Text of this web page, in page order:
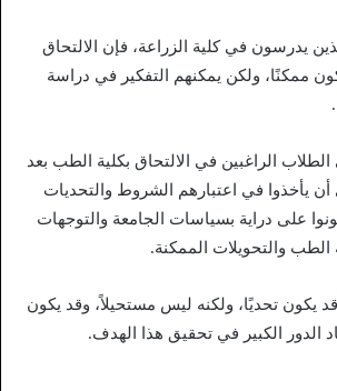
يدرسون في كلية الزراعة، فإن الالتحاق
ممكنًا، ولكن يمكنهم التفكير في دراسة
الراغبين في الالتحاق بكلية الطب بعد
يأخذوا في اعتبارهم الشروط والتحديات
على دراية بسياسات الجامعة والتوجهات
الطب والتحويلات الممكنة.
يكون تحديًا، ولكنه ليس مستحيلاً، وقد يكون
الدور الكبير في تحقيق هذا الهدف.